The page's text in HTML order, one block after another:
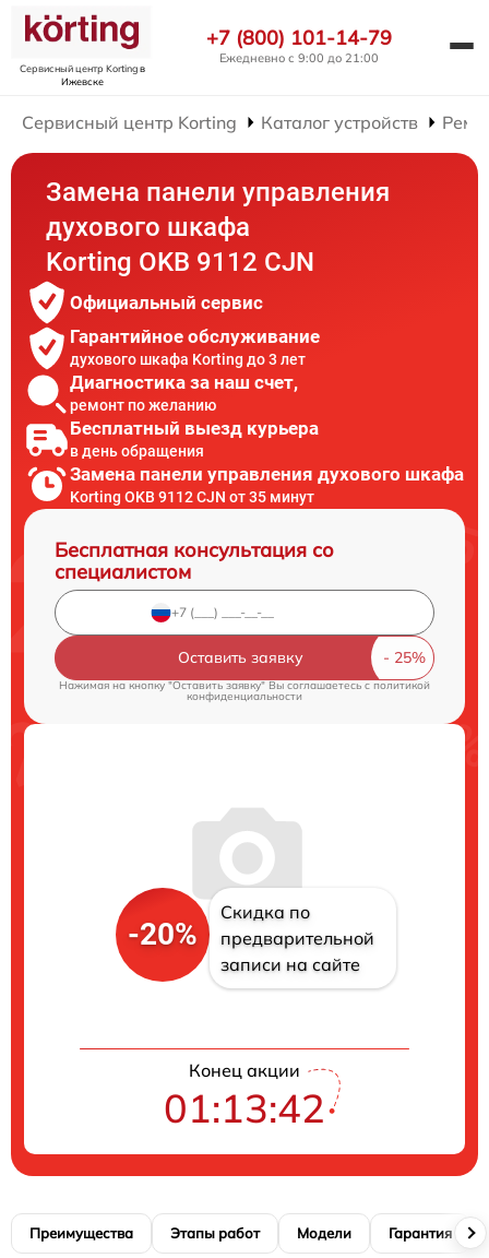
Сервисный центр Kortingв
Ижевске
+7 (800) 101-14-79
Ежедневно с 9:00 до 21:00
Сервисный центр Korting Каталог устройств
Замена панели управления
духового шкафа
Korting OKB 9112 CJN
Официальный сервис
Гарантийное обслуживание
духового шкафа Korting до 3 лет
Диагностика за наш счет,
ремонт по желанию
Бесплатный выезд курьера
в день обращения
Замена панели управления духового шкафа
Korting OKB 9112 CJN от 35 минут
Бесплатная консультация со
специалистом
Оставить заявку
Нажимая на кнопку "Оставить заявку" Вы соглашаетесь cполитикой
конфиденциальности
-20%
Скидка по
предварительной
записи на сайте
Конец акции
01:13:41
Преимущества Этапы работ Модели Гарантия